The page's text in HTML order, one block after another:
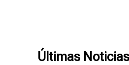
Últimas Noticias